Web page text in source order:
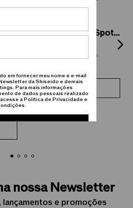
em fornecer meu nome e e-mail
da Shiseido e demais
Para mais informações
de dados pessoais realizado
a Política de Privacidade e
em 20 participantes, com
na França).
Intensive WrinkleSpot
Retinol 20ml
sem juros
Adicionar ao
carrinho
nossa Newsletter
lançamentos e promoções